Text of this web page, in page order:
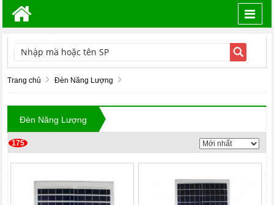
TÌM KIẾM
Trang chủ Đèn Năng Lượng
Đèn Năng Lượng
175